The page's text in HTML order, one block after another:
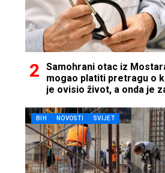
Samohrani otac iz
mogao platiti pretragu o
je ovisio život, a onda je
BIH NOVOSTI SVIJET